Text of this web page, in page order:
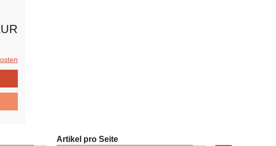
Artikel pro Seite